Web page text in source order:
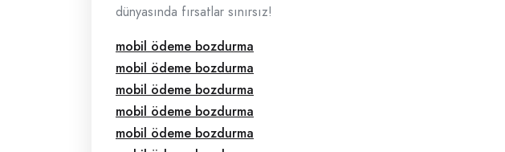
dünyasında fırsatlar sınırsız!
mobil ödeme bozdurma
mobil ödeme bozdurma
mobil ödeme bozdurma
mobil ödeme bozdurma
mobil ödeme bozdurma